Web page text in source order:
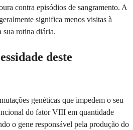
contra episódios de sangramento. A
significa menos visitas à
rotina diária.
deste
genéticas que impedem o seu
do fator VIII em quantidade
o gene responsável pela produção do